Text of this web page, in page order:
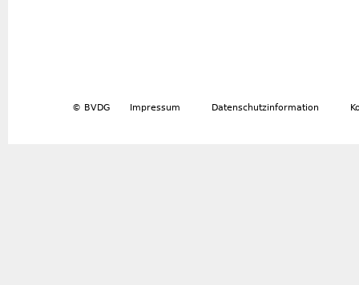
© BVDG Impressum Datenschutzinformation